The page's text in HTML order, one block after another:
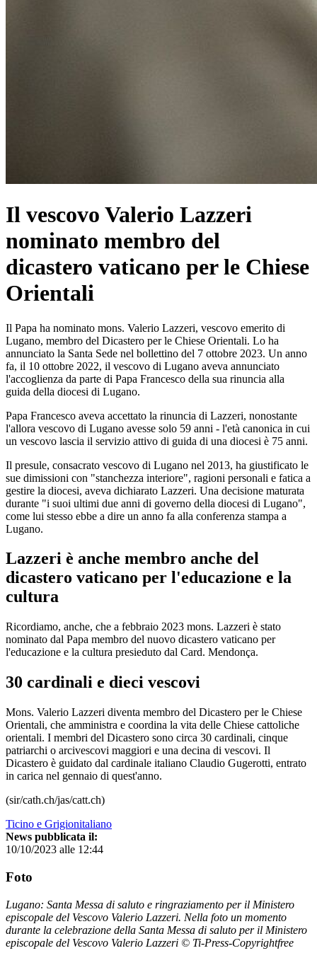
Il vescovo Valerio Lazzeri
nominato membro del
dicastero vaticano per le Chiese
Orientali
Il Papa ha nominato mons. Valerio Lazzeri, vescovo emerito di
Lugano, membro del Dicastero per le Chiese Orientali. Lo ha
annunciato la Santa Sede nel bollettino del 7 ottobre 2023. Un anno
fa, il 10 ottobre 2022, il vescovo di Lugano aveva annunciato
l'accoglienza da parte di Papa Francesco della sua rinuncia alla
guida della diocesi di Lugano.
Papa Francesco aveva accettato la rinuncia di Lazzeri, nonostante
l'allora vescovo di Lugano avesse solo 59 anni - l'età canonica in cui
un vescovo lascia il servizio attivo di guida di una diocesi è 75 anni.
Il presule, consacrato vescovo di Lugano nel 2013, ha giustificato le
sue dimissioni con "stanchezza interiore", ragioni personali e fatica a
gestire la diocesi, aveva dichiarato Lazzeri. Una decisione maturata
durante "i suoi ultimi due anni di governo della diocesi di Lugano",
come lui stesso ebbe a dire un anno fa alla conferenza stampa a
Lugano.
Lazzeri è anche membro anche del
dicastero vaticano per l'educazione e la
cultura
Ricordiamo, anche, che a febbraio 2023 mons. Lazzeri è stato
nominato dal Papa membro del nuovo dicastero vaticano per
l'educazione e la cultura presieduto dal Card. Mendonça.
30 cardinali e dieci vescovi
Mons. Valerio Lazzeri diventa membro del Dicastero per le Chiese
Orientali, che amministra e coordina la vita delle Chiese cattoliche
orientali. I membri del Dicastero sono circa 30 cardinali, cinque
patriarchi o arcivescovi maggiori e una decina di vescovi. Il
Dicastero è guidato dal cardinale italiano Claudio Gugerotti, entrato
in carica nel gennaio di quest'anno.
(sir/cath.ch/jas/catt.ch)
Ticino e Grigionitaliano
News pubblicata il:
10/10/2023 alle 12:44
Foto
Lugano: Santa Messa di saluto e ringraziamento per il Ministero
episcopale del Vescovo Valerio Lazzeri. Nella foto un momento
durante la celebrazione della Santa Messa di saluto per il Ministero
episcopale del Vescovo Valerio Lazzeri © Ti-Press-Copyrightfree